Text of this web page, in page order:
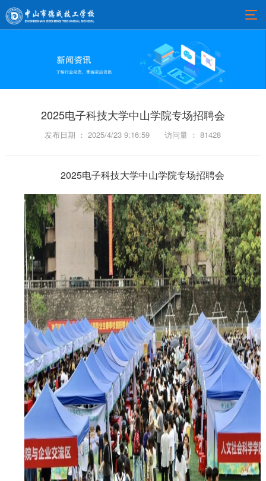
2025电子科技大学中山学院专场招聘会
发布日期 ： 2025/4/23 9:16:59 访问量 ： 81428
2025电子科技大学中山学院专场招聘会